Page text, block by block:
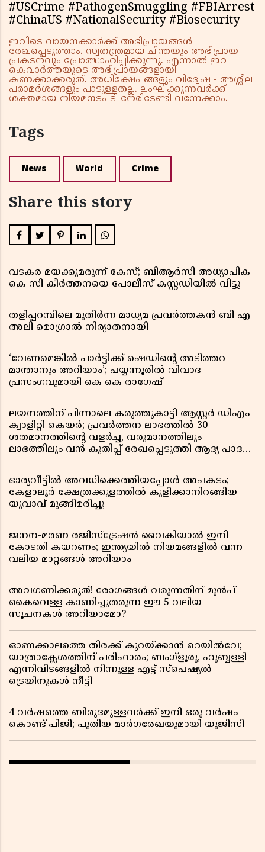
#USCrime #PathogenSmuggling #FBIArrest
#ChinaUS #NationalSecurity #Biosecurity
ഇവിടെ വായനക്കാർക്ക് അഭിപ്രായങ്ങൾ
രേഖപ്പെടുത്താം. സ്വതന്ത്രമായ ചിന്തയും അഭിപ്രായ
പ്രകടനവും പ്രോത്സാഹിപ്പിക്കുന്നു. എന്നാൽ ഇവ
കെവാർത്തയുടെ അഭിപ്രായങ്ങളായി
കണക്കാക്കരുത്. അധിക്ഷേപങ്ങളും വിദ്വേഷ - അശ്ലീല
പരാമർശങ്ങളും പാടുള്ളതല്ല. ലംഘിക്കുന്നവർക്ക്
ശക്തമായ നിയമനടപടി നേരിടേണ്ടി വന്നേക്കാം.
Tags
News World Crime
Share this story
വടകര മയക്കുമരുന്ന് കേസ്; ബിആർസി അധ്യാപിക
കെ സി കീർത്തനയെ പോലീസ് കസ്റ്റഡിയിൽ വിട്ടു
തളിപ്പറമ്പിലെ മുതിർന്ന മാധ്യമ പ്രവർത്തകൻ ബി എ
അലി മൊഗ്രാൽ നിര്യാതനായി
‘വേണമെങ്കിൽ പാർട്ടിക്ക് ഷെഡിൻ്റെ അടിത്തറ
മാന്താനും അറിയാം’; പയ്യന്നൂരിൽ വിവാദ
പ്രസംഗവുമായി കെ കെ രാഗേഷ്
ലയനത്തിന് പിന്നാലെ കരുത്തുകാട്ടി ആസ്റ്റർ ഡിഎം
ക്വാളിറ്റി കെയർ; പ്രവർത്തന ലാഭത്തിൽ 30
ശതമാനത്തിൻ്റെ വളർച്ച, വരുമാനത്തിലും
ലാഭത്തിലും വൻ കുതിപ്പ് രേഖപ്പെടുത്തി ആദ്യ പാദ
ഭാര്യവീട്ടിൽ അവധിക്കെത്തിയപ്പോൾ അപകടം;
കേളാലൂർ ക്ഷേത്രക്കുളത്തിൽ കുളിക്കാനിറങ്ങിയ
യുവാവ് മുങ്ങിമരിച്ചു
ജനന-മരണ രജിസ്ട്രേഷൻ വൈകിയാൽ ഇനി
കോടതി കയറണം; ഇന്ത്യയിൽ നിയമങ്ങളിൽ വന്ന
വലിയ മാറ്റങ്ങൾ അറിയാം
അവഗണിക്കരുത്! രോഗങ്ങൾ വരുന്നതിന് മുൻപ്
കൈവെള്ള കാണിച്ചുതരുന്ന ഈ 5 വലിയ
സൂചനകൾ അറിയാമോ?
ഓണക്കാലത്തെ തിരക്ക് കുറയ്ക്കാൻ റെയിൽവേ;
യാത്രാക്ലേശത്തിന് പരിഹാരം; ബംഗ്ളൂരു, ഹുബ്ബള്ളി
എന്നിവിടങ്ങളിൽ നിന്നുള്ള എട്ട് സ്പെഷ്യൽ
ട്രെയിനുകൾ നീട്ടി
4 വർഷത്തെ ബിരുദമുള്ളവർക്ക് ഇനി ഒരു വർഷം
കൊണ്ട് പിജി; പുതിയ മാർഗരേഖയുമായി യുജിസി